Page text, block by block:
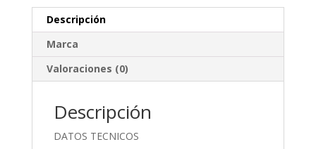
Descripción
Marca
Valoraciones (0)
Descripción
DATOS TECNICOS